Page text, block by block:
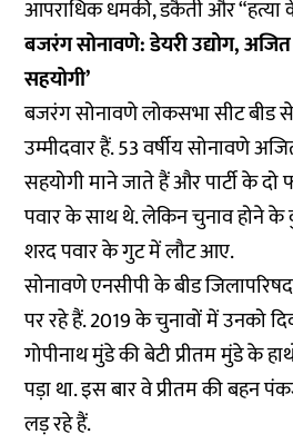
आपराधिक धमकी, डकैती और “हत्या
बजरंग सोनावणे: डेयरी उद्योग,
सहयोगी’
बजरंग सोनावणे लोकसभा सीट बीड
उम्मीदवार हैं. 53 वर्षीय सोनावणे
सहयोगी माने जाते हैं और पार्टी के
पवार के साथ थे. लेकिन चुनाव होने
शरद पवार के गुट में लौट आए.
सोनावणे एनसीपी के बीड
पर रहे हैं. 2019 के चुनावों में उनको
गोपीनाथ मुंडे की बेटी प्रीतम मुंडे के
पड़ा था. इस बार वे प्रीतम की बहन
लड़ रहे हैं.